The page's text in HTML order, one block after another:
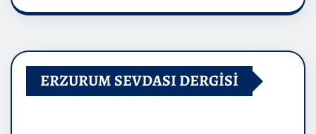
ERZURUM SEVDASI DERGİSİ